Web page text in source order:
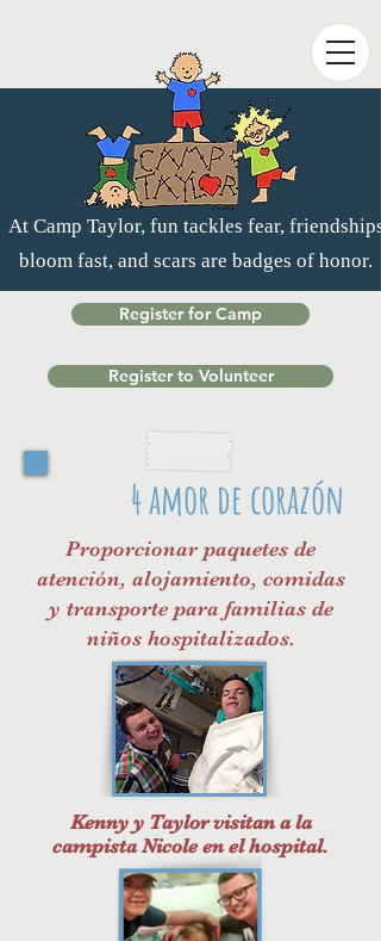
At Camp Taylor, fun tackles fear, friendships
bloom fast, and scars are badges of honor.
Register for Camp
Register to Volunteer
4 amor de corazón
Proporcionar paquetes de
atención, alojamiento, comidas
y transporte para familias de
niños hospitalizados.
Kenny y Taylor visitan a la
campista Nicole en el hospital.